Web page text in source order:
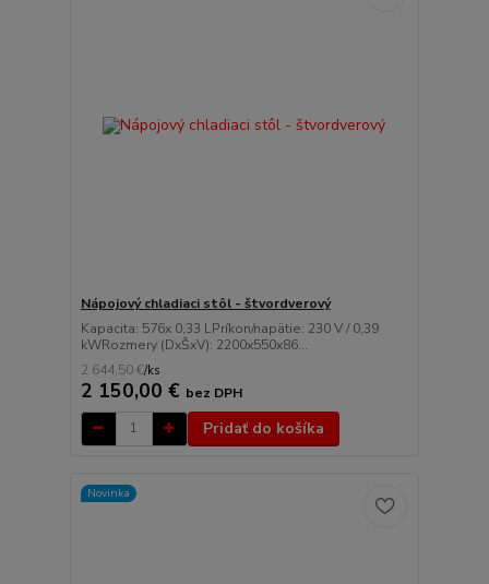
Nápojový chladiaci stôl - štvordverový
Kapacita: 576x 0,33 LPríkon/napätie: 230 V / 0,39
kWRozmery (DxŠxV): 2200x550x86...
2 644,50 €/ks
2 150,00 € bez DPH
Pridať do košíka
Novinka